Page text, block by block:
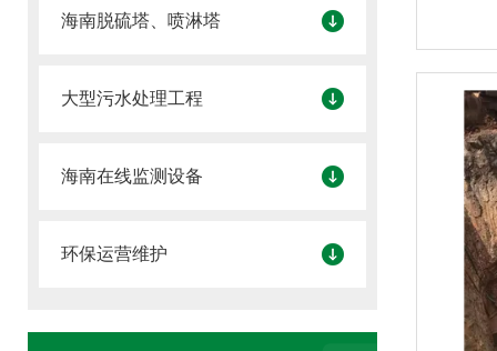
海南脱硫塔、喷淋塔
大型污水处理工程
海南在线监测设备
环保运营维护